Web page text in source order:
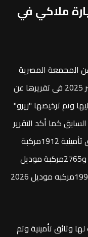
19 ألف سيارة ملاكي في
المجمعة المصرية
للتأمين الإجباري للمركبات عن شهر سبتمبر 2025 فى تقريرها عن
وتم ترخيصها "زيرو"
8%عن الشهر السابق كما أكد التقرير
أن إجمالي المركبات التي صدرت لها وثائق تأمينية 1912مركبة
موديل 2022 و1406مركبة موديل2023 و2765مركبة موديل
وثائق تأمينية وتم